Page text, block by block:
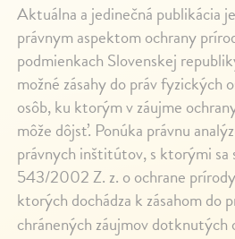
Aktuálna a jedinečná publikácia
právnym aspektom ochrany
podmienkach Slovenskej
možné zásahy do práv fyzických
osôb, ku ktorým v záujme
môže dôjsť. Ponúka právnu
právnych inštitútov, s ktorými sa
543/2002 Z. z. o ochrane
ktorých dochádza k zásahom do
chránených záujmov dotknutých